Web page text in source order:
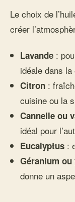
Le choix de
créer
Lavande :
idéale dans
Citron :
cuisine ou la
Cannelle ou
idéal pour
Eucalyptus :
Géranium
donne un